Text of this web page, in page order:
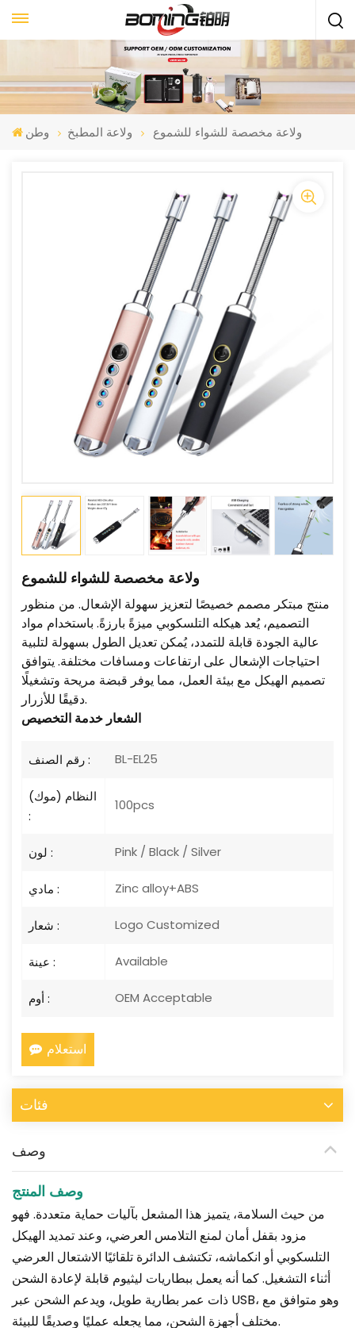
وطن ولاعة المطبخ ولاعة مخصصة للشواء للشموع
ولاعة مخصصة للشواء للشموع
منتج مبتكر مصمم خصيصًا لتعزيز سهولة الإشعال. من منظور
التصميم، يُعد هيكله التلسكوبي ميزةً بارزةً. باستخدام مواد
عالية الجودة قابلة للتمدد، يُمكن تعديل الطول بسهولة لتلبية
احتياجات الإشعال على ارتفاعات ومسافات مختلفة. يتوافق
تصميم الهيكل مع بيئة العمل، مما يوفر قبضة مريحة وتشغيلًا
دقيقًا للأزرار.
الشعار خدمة التخصيص
رقم الصنف : BL-EL25
النظام (موك)
:
100pcs
لون : Pink / Black / Silver
مادي : Zinc alloy+ABS
شعار : Logo Customized
عينة : Available
أوم : OEM Acceptable
استعلام
فئات
وصف
وصف المنتج
من حيث السلامة، يتميز هذا المشعل بآليات حماية متعددة. فهو
مزود بقفل أمان لمنع التلامس العرضي، وعند تمديد الهيكل
التلسكوبي أو انكماشه، تكتشف الدائرة تلقائيًا الاشتعال العرضي
أثناء التشغيل. كما أنه يعمل ببطاريات ليثيوم قابلة لإعادة الشحن
ذات عمر بطارية طويل، ويدعم الشحن عبر USB، وهو متوافق مع
مختلف أجهزة الشحن، مما يجعله عمليًا وصديقًا للبيئة.